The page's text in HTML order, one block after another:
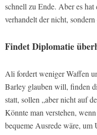
schnell zu Ende. Aber es
verhandelt der nicht,
Findet Diplomatie
Ali fordert weniger Waffen
Barley glauben will, finden
statt, sollen „aber nicht auf
Könnte man verstehen,
bequeme Ausrede wäre, um